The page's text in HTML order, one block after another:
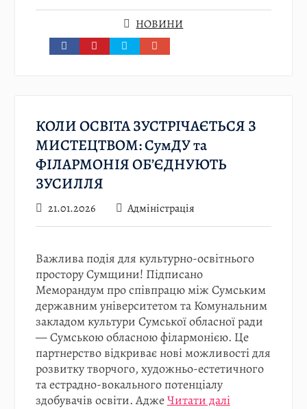
НОВИНИ
КОЛИ ОСВІТА ЗУСТРІЧАЄТЬСЯ З
МИСТЕЦТВОМ: СумДУ та
ФІЛАРМОНІЯ ОБ’ЄДНУЮТЬ
ЗУСИЛЛЯ
21.01.2026 Адміністрація
Важлива подія для культурно-освітнього
простору Сумщини! Підписано
Меморандум про співпрацю між Сумським
державним університетом та Комунальним
закладом культури Сумської обласної ради
— Сумською обласною філармонією. Це
партнерство відкриває нові можливості для
розвитку творчого, художньо-естетичного
та естрадно-вокального потенціалу
здобувачів освіти. АджеЧитати далі